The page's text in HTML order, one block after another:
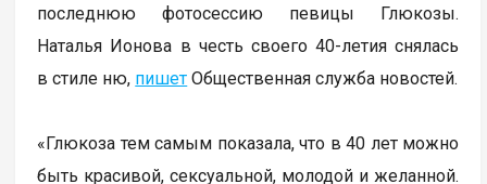
последнюю фотосессию певицы Глюкозы.
Наталья Ионова в честь своего 40-летия снялась
в стиле ню, пишет Общественная служба новостей.
«Глюкоза тем самым показала, что в 40 лет можно
быть красивой, сексуальной, молодой и желанной.